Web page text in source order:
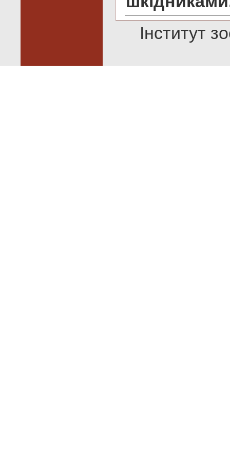
Інститут